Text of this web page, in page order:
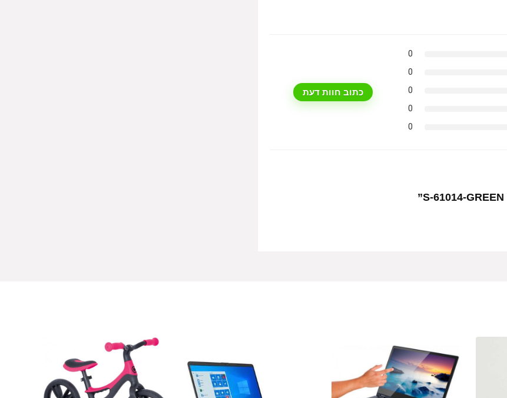
0
0
0
0
0
כתוב חוות דעת